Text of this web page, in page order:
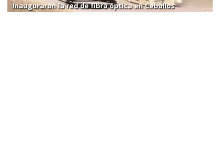
Inauguraron la red de fibra óptica en Ceballos